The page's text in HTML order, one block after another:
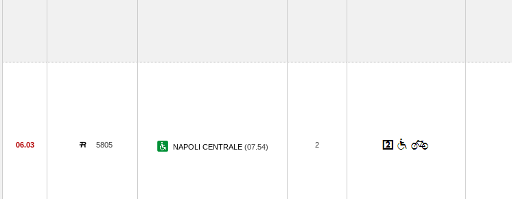
06.03 5805 NAPOLI CENTRALE (07.54) 2